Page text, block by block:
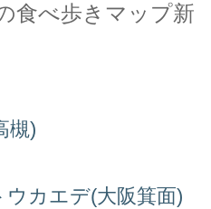
食べ歩きマップ新
槻)
カエデ(大阪箕面)